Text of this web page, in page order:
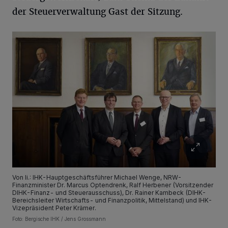
der Steuerverwaltung Gast der Sitzung.
Von li.: IHK-Hauptgeschäftsführer Michael Wenge, NRW-
Finanzminister Dr. Marcus Optendrenk, Ralf Herbener (Vorsitzender
DIHK-Finanz- und Steuerausschuss), Dr. Rainer Kambeck (DIHK-
Bereichsleiter Wirtschafts- und Finanzpolitik, Mittelstand) und IHK-
Vizepräsident Peter Krämer.
Foto: Bergische IHK / Jens Grossmann